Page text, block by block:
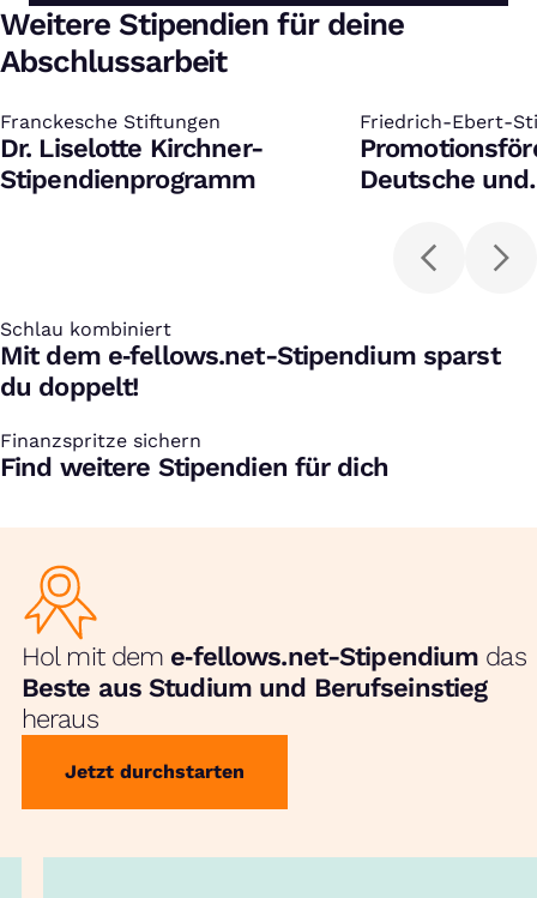
Weitere Stipendien für deine
Abschlussarbeit
Franckesche Stiftungen
:
Dr. Liselotte Kirchner-
Stipendienprogramm
Friedrich-Ebert-
:
Deutsche und
Schlau kombiniert
:
Mit dem e‑fellows.net-Stipendium sparst
du doppelt!
Finanzspritze sichern
:
Find weitere Stipendien für dich
Hol mit dem e‑fellows.net-Stipendium das
Beste aus Studium und Berufseinstieg
heraus
Jetzt durchstarten